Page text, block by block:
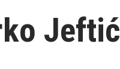
Јeftić